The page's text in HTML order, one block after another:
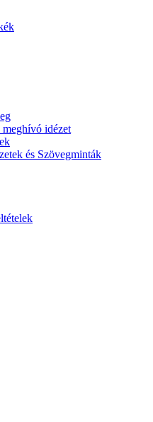
idézet
és Szövegminták